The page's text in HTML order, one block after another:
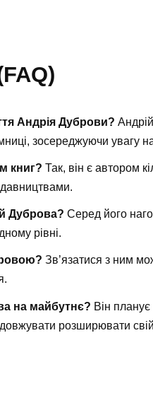
Андрія Дуброви?
зосереджуючи увагу
книг? Так, він є автором
Дуброва? Серед його
рівні.
Зв’язатися з ним
на майбутнє? Він
розширювати